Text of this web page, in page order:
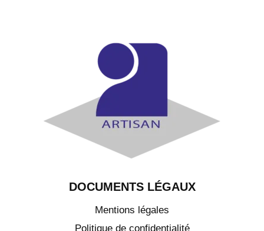
DOCUMENTS LÉGAUX
Mentions légales
Politique de confidentialité